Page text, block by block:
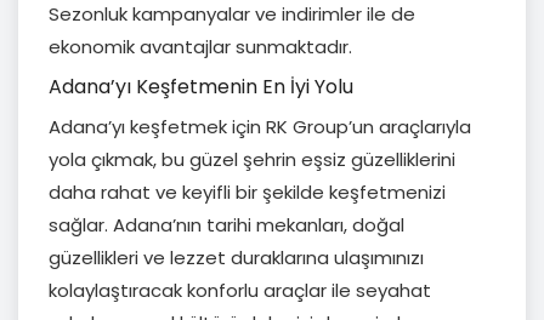
Sezonluk kampanyalar ve indirimler ile de
ekonomik avantajlar sunmaktadır.
Adana’yı Keşfetmenin En İyi Yolu
Adana’yı keşfetmek için RK Group’un araçlarıyla
yola çıkmak, bu güzel şehrin eşsiz güzelliklerini
daha rahat ve keyifli bir şekilde keşfetmenizi
sağlar. Adana’nın tarihi mekanları, doğal
güzellikleri ve lezzet duraklarına ulaşımınızı
kolaylaştıracak konforlu araçlar ile seyahat